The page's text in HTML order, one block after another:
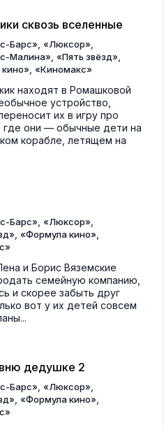
сквозь вселенные
Барс» «Люксор»
Малина» «Пять звёзд»
«Киномакс»
находят в Ромашковой
устройство,
их в игру про
они — обычные дети на
корабле, летящем на
Барс» «Люксор»
«Формула кино»
и Борис Вяземские
семейную компанию,
и скорее забыть друг
вот у их детей совсем
дедушке 2
Барс» «Люксор»
«Формула кино»